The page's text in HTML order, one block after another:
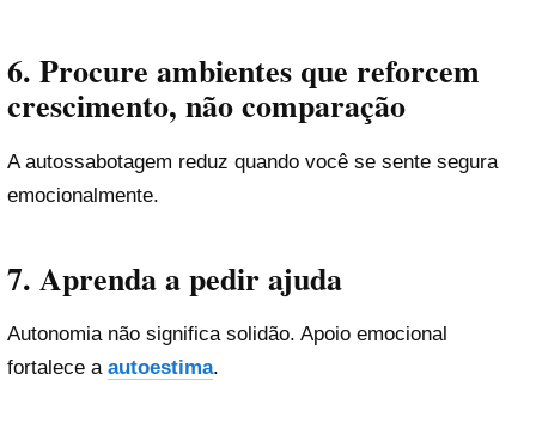
6. Procure ambientes que reforcem
crescimento, não comparação
A autossabotagem reduz quando você se sente segura
emocionalmente.
7. Aprenda a pedir ajuda
Autonomia não significa solidão. Apoio emocional
fortalece a autoestima.